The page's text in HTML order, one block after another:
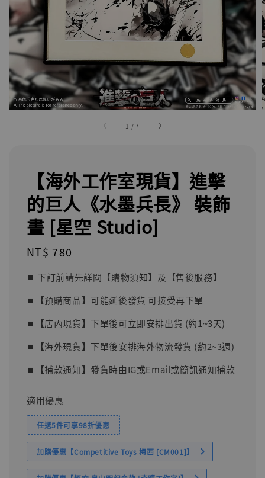
1 /7
【海外工作室現貨】進擊
的巨人《水墨兵長》 裝飾
畫 [星空 Studio]
Regular
NT$ 780
⏹︎ 下訂前請先詳閱【購物須知】及【售後服務】
⏹︎【預購商品】可能延後發貨 可接受再下單
⏹︎【店內現貨】下單後可立即安排出貨 (約1~3天)
⏹︎【海外現貨】下單後安排海外物流發貨 (約2~3週)
⏹︎【補款通知】發貨時由IG或Email或簡訊通知補款
適用優惠
任選5件可享98折優惠
加購優惠【Competitive Toys 梅西 [CM001]】